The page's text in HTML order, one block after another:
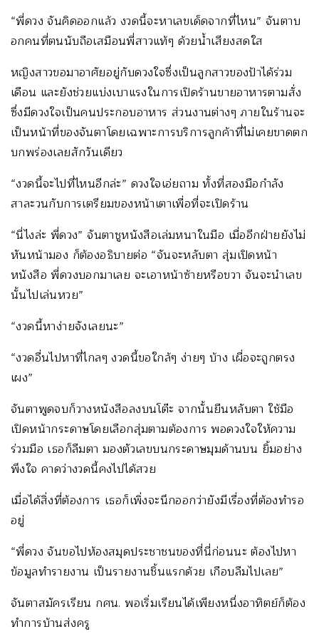
“พี่ดวง จันคิดออกแล้ว งวดนี้จะหาเลขเด็ดจากที่ไหน” จันตาบ
อกคนที่ตนนับถือเสมือนพี่สาวแท้ๆ ด้วยน้ำเสียงสดใส
หญิงสาวขอมาอาศัยอยู่กับดวงใจซึ่งเป็นลูกสาวของป้าได้ร่วม
เดือน และยังช่วยแบ่งเบาแรงในการเปิดร้านขายอาหารตามสั่ง
ซึ่งมีดวงใจเป็นคนประกอบอาหาร ส่วนงานต่างๆ ภายในร้านจะ
เป็นหน้าที่ของจันตาโดยเฉพาะการบริการลูกค้าที่ไม่เคยขาดตก
บกพร่องเลยสักวันเดียว
“งวดนี้จะไปที่ไหนอีกล่ะ” ดวงใจเอ่ยถาม ทั้งที่สองมือกำลัง
สาละวนกับการเตรียมของหน้าเตาเพื่อที่จะเปิดร้าน
“นี่ไงล่ะ พี่ดวง” จันตาชูหนังสือเล่มหนาในมือ เมื่ออีกฝ่ายยังไม่
หันหน้ามอง ก็ต้องอธิบายต่อ “จันจะหลับตา สุ่มเปิดหน้า
หนังสือ พี่ดวงบอกมาเลย จะเอาหน้าซ้ายหรือขวา จันจะนำเลข
นั้นไปเล่นหวย”
“งวดนี้หาง่ายจังเลยนะ”
“งวดอื่นไปหาที่ไกลๆ งวดนี้ขอใกล้ๆ ง่ายๆ บ้าง เผื่อจะถูกตรง
เผง”
จันตาพูดจบก็วางหนังสือลงบนโต๊ะ จากนั้นยืนหลับตา ใช้มือ
เปิดหน้ากระดาษโดยเลือกสุ่มตามต้องการ พอดวงใจให้ความ
ร่วมมือ เธอก็ลืมตา มองตัวเลขบนกระดาษมุมด้านบน ยิ้มอย่าง
พึงใจ คาดว่างวดนี้คงไปได้สวย
เมื่อได้สิ่งที่ต้องการ เธอก็เพิ่งจะนึกออกว่ายังมีเรื่องที่ต้องทำรอ
อยู่
“พี่ดวง จันขอไปห้องสมุดประชาชนของที่นี่ก่อนนะ ต้องไปหา
ข้อมูลทำรายงาน เป็นรายงานชิ้นแรกด้วย เกือบลืมไปเลย”
จันตาสมัครเรียน กศน. พอเริ่มเรียนได้เพียงหนึ่งอาทิตย์ก็ต้อง
ทำการบ้านส่งครู